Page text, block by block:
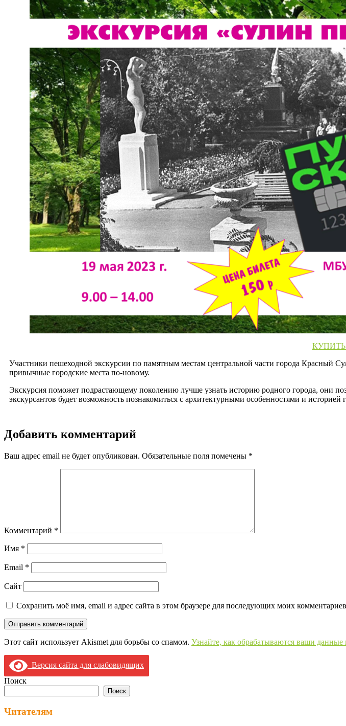
Участники пешеходной экскурсии по памятным местам центральной части города Красный
привычные городские места по-новому.
Экскурсия поможет подрастающему поколению лучше узнать историю родного города, они
экскурсантов будет возможность познакомиться с архитектурными особенностями и
Добавить комментарий
Ваш адрес email не будет опубликован. Обязательные поля помечены *
Комментарий *
Имя *
Email *
Сайт
Сохранить моё имя, email и адрес сайта в этом браузере для последующих моих
Этот сайт использует Akismet для борьбы со спамом. Узнайте, как обрабатываются ваши данные
Версия сайта для слабовидящих
Поиск
Поиск
Читателям